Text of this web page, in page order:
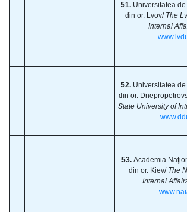
51. Universitatea
din or. Lvov/ The
Internal
52. Universitatea
din or.
State University of
53. Academia
din or. Kiev/ The
Internal